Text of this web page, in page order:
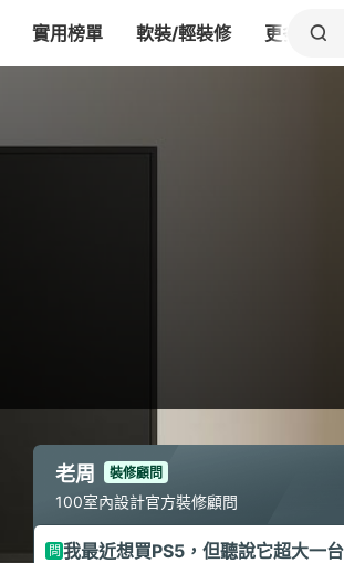
實用榜單 軟裝/輕裝修 更多
老周 裝修顧問
100室內設計官方裝修顧問